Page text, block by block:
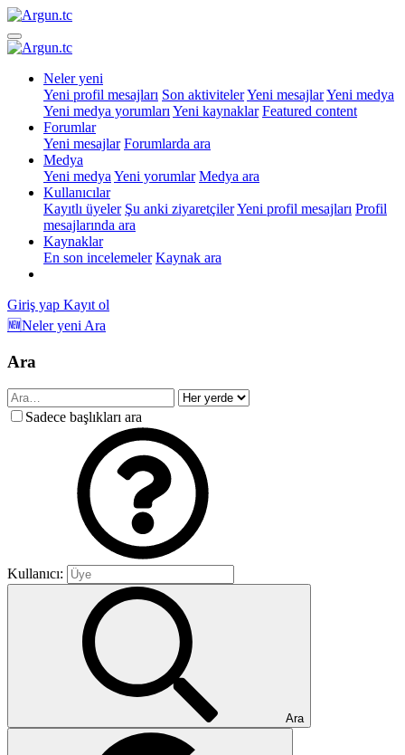
Neler yeni
Yeni profil mesajları Son aktivitelerYeni mesajlarYeni medya
Yeni medya yorumları Yeni kaynaklar Featured content
Forumlar
Yeni mesajlar Forumlarda ara
Medya
Yeni medya Yeni yorumlar Medya ara
Kullanıcılar
Kayıtlı üyeler Şu anki ziyaretçilerYeni profil mesajları Profil
mesajlarında ara
Kaynaklar
En son incelemeler Kaynak ara
Giriş yap Kayıt ol
🆕Neler yeni Ara
Ara
Sadece başlıkları ara
Kullanıcı:
Ara